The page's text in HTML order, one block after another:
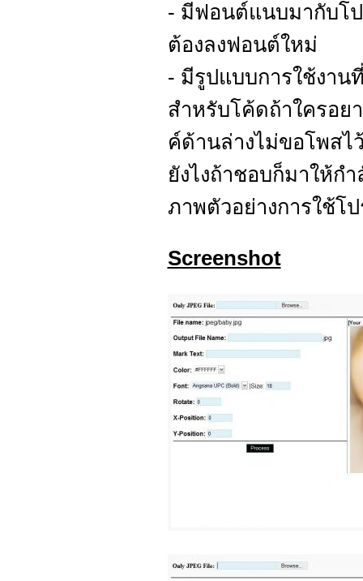
- มีฟอนต์แนบมากับโ
ต้องลงฟอนต์ใหม่
- มีรูปแบบการใช้งาน
สำหรับโค้ดถ้าใครอย
ค์ด้านล่างไม่ขอโพสไ
ยังไงถ้าชอบก็มาให้ก
ภาพตัวอย่างการใช้โ
Screenshot